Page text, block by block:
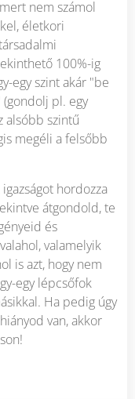
nem számol
életkori
100%-ig
egy szint akár "be
pl. egy
alsóbb szintű
megéli a felsőbb
hordozza
átgondold, te
és
valamelyik
is azt, hogy nem
egy lépcsőfok
Ha pedig úgy
van, akkor